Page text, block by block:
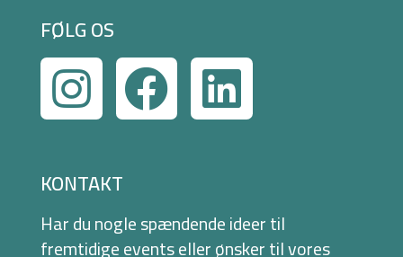
FØLG OS
KONTAKT
Har du nogle spændende ideer til
fremtidige events eller ønsker til vores